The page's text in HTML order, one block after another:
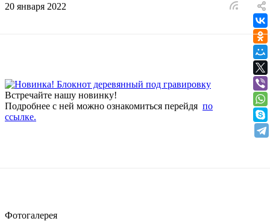
20 января 2022
Встречайте нашу новинку!
Подробнее с ней можно ознакомиться перейдя по
ссылке.
Фотогалерея